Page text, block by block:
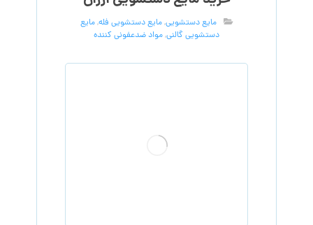
مایع دستشویی,مایع دستشویی فله,مایع
دستشویی گالنی,مواد ضدعفونی کننده